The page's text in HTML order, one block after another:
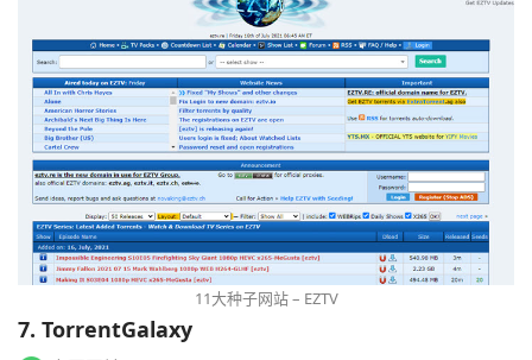
11大种子网站 – EZTV
7. TorrentGalaxy